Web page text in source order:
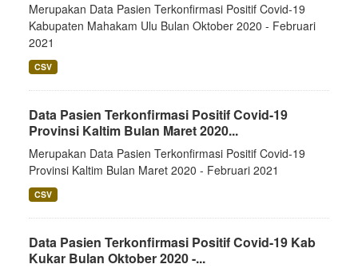
Merupakan Data Pasien Terkonfirmasi Positif Covid-19
Kabupaten Mahakam Ulu Bulan Oktober 2020 - Februari
2021
CSV
Data Pasien Terkonfirmasi Positif Covid-19
Provinsi Kaltim Bulan Maret 2020...
Merupakan Data Pasien Terkonfirmasi Positif Covid-19
Provinsi Kaltim Bulan Maret 2020 - Februari 2021
CSV
Data Pasien Terkonfirmasi Positif Covid-19 Kab
Kukar Bulan Oktober 2020 -...